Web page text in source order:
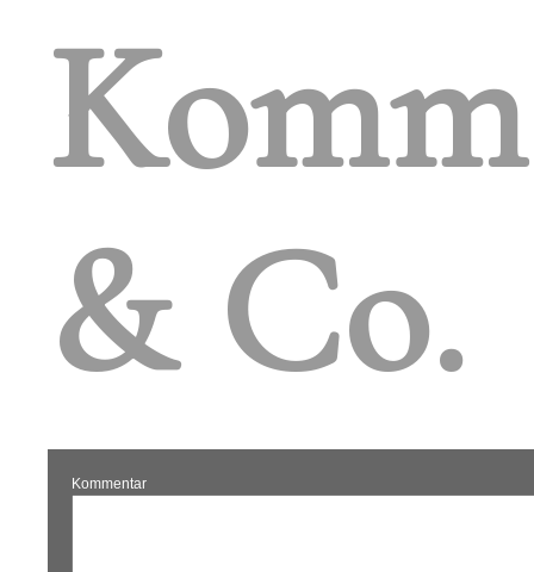
& Co.
Kommentar